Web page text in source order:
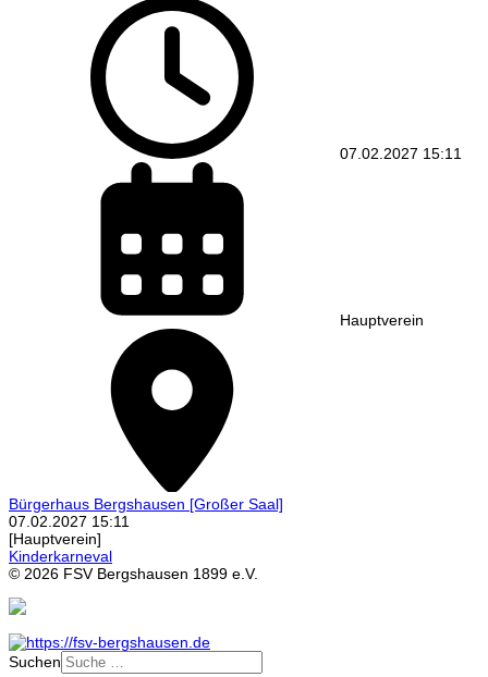
07.02.2027 15:11
Hauptverein
Bürgerhaus Bergshausen [Großer Saal]
07.02.2027 15:11
[Hauptverein]
Kinderkarneval
© 2026 FSV Bergshausen 1899 e.V.
Suchen